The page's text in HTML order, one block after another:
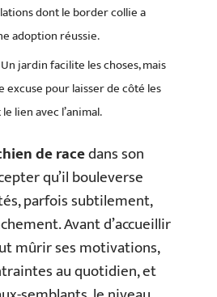
dont le border collie a
adoption réussie.
jardin facilite les choses, mais
excuse pour laisser de côté les
lien avec l’animal.
de racedans son
qu’il bouleverse
parfois subtilement,
Avant d’accueillir
mûrir ses motivations,
au quotidien, et